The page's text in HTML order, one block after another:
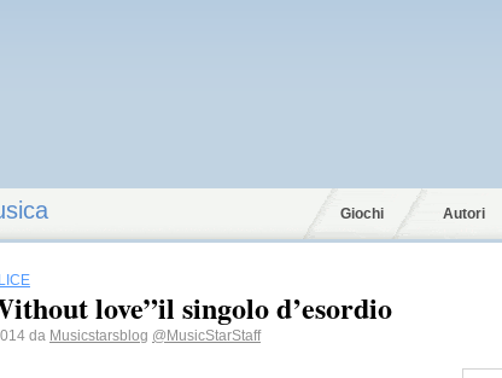
Giochi Autori
love”il singolo d’esordio
da Musicstarsblog @MusicStarStaff